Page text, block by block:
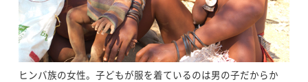
ヒンバ族の女性。子どもが服を着ているのは男の子だからか